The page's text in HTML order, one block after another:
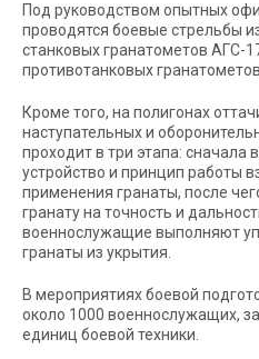
Под руководством опытных
проводятся боевые стрельбы
станковых гранатометов АГС-
противотанковых
Кроме того, на полигонах
наступательных и
проходит в три этапа:
устройство и принцип работы
применения гранаты, после
гранату на точность и
военнослужащие выполняют
гранаты из укрытия.
В мероприятиях боевой
около 1000 военнослужащих,
единиц боевой техники.